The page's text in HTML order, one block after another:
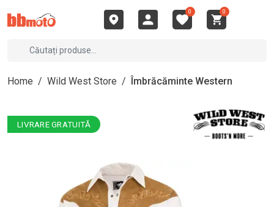
0 0
Home / Wild West Store / Îmbrăcăminte Western
LIVRARE GRATUITĂ